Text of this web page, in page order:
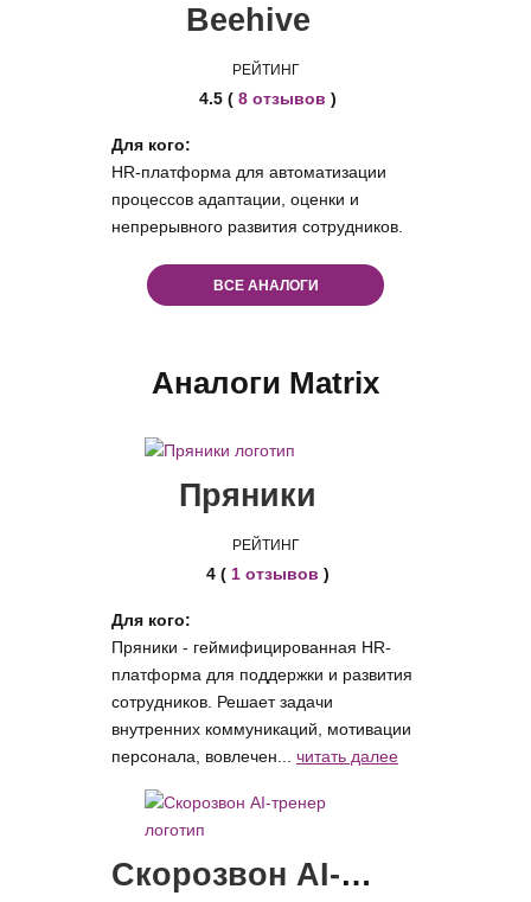
Beehive
РЕЙТИНГ
4.5 ( 8 отзывов )
Для кого:
HR-платформа для автоматизации
процессов адаптации, оценки и
непрерывного развития сотрудников.
ВСЕ АНАЛОГИ
Аналоги Matrix
Пряники
РЕЙТИНГ
4 ( 1 отзывов )
Для кого:
Пряники - геймифицированная HR-
платформа для поддержки и развития
сотрудников. Решает задачи
внутренних коммуникаций, мотивации
персонала, вовлечен... читать далее
Скорозвон AI-тренер